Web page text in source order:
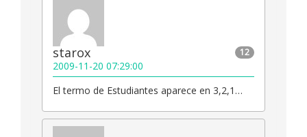
12
starox
2009-11-20 07:29:00
El termo de Estudiantes aparece en 3,2,1…